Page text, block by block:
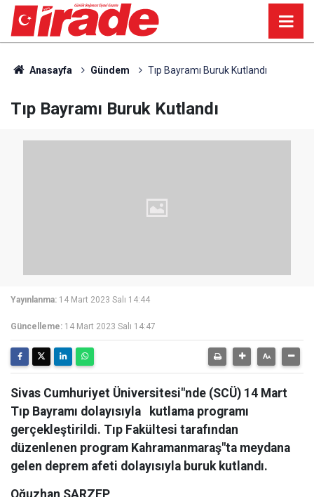
Anasayfa Gündem Tıp Bayramı Buruk Kutlandı
Tıp Bayramı Buruk Kutlandı
Yayınlanma: 14 Mart 2023 Salı 14:44
Güncelleme: 14 Mart 2023 Salı 14:47
Sivas Cumhuriyet Üniversitesi"nde (SCÜ) 14 Mart
Tıp Bayramı dolayısıyla kutlama programı
gerçekleştirildi. Tıp Fakültesi tarafından
düzenlenen program Kahramanmaraş"ta meydana
gelen deprem afeti dolayısıyla buruk kutlandı.
Oğuzhan SARZEP